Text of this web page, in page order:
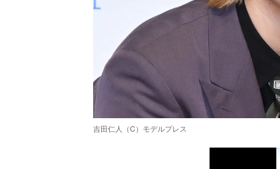
吉田仁人（C）モデルプレス